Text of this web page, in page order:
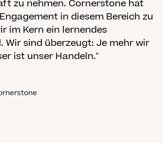
zu nehmen. Cornerstone hat
in diesem Bereich zu
im Kern ein lernendes
Wir sind überzeugt: Je mehr wir
ist unser Handeln."